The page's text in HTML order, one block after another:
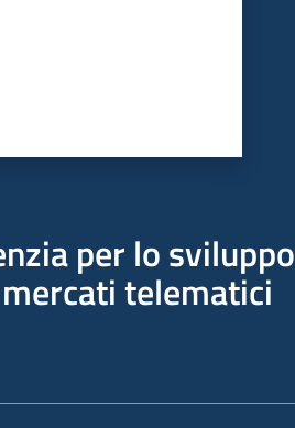
per lo sviluppo
telematici